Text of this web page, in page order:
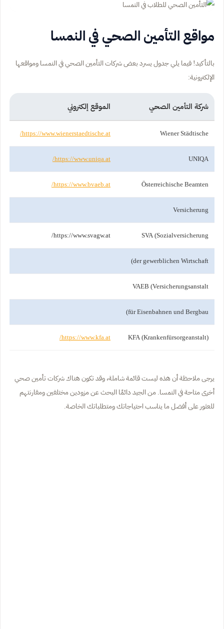
مواقع التأمين الصحي في النمسا
بالتأكيد! فيما يلي جدول يسرد بعض شركات التأمين الصحي في النمسا ومواقعها
الإلكترونية:
شركة التأمين الصحي الموقع إلكتروني
Wiener Städtische
https://www.wienerstaedtische.at/
UNIQA
https://www.uniqa.at/
Österreichische Beamten
https://www.bvaeb.at/
Versicherung
SVA (Sozialversicherung
https://www.svagw.at/
der gewerblichen Wirtschaft)
VAEB (Versicherungsanstalt
für Eisenbahnen und Bergbau)
KFA (Krankenfürsorgeanstalt)
https://www.kfa.at/
يرجى ملاحظة أن هذه ليست قائمة شاملة، وقد تكون هناك شركات تأمين صحي
أخرى متاحة في النمسا. من الجيد دائمًا البحث عن مزودين مختلفين ومقارنتهم
للعثور على أفضل ما يناسب احتياجاتك ومتطلباتك الخاصة.